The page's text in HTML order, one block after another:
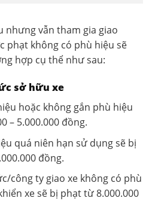
nhưng vẫn tham gia giao
phạt không có phù hiệu sẽ
hợp cụ thể như sau:
sở hữu xe
hoặc không gắn phù hiệu
– 5.000.000 đồng.
quá niên hạn sử dụng sẽ bị
đồng.
công ty giao xe không có phù
xe sẽ bị phạt từ 8.000.000